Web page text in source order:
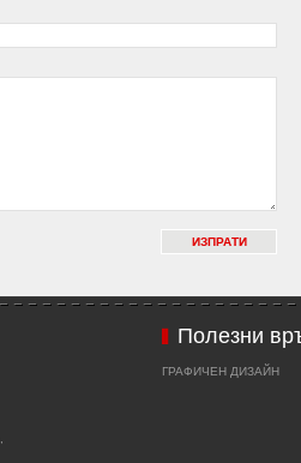
Полезни
ГРАФИЧЕН ДИЗАЙН